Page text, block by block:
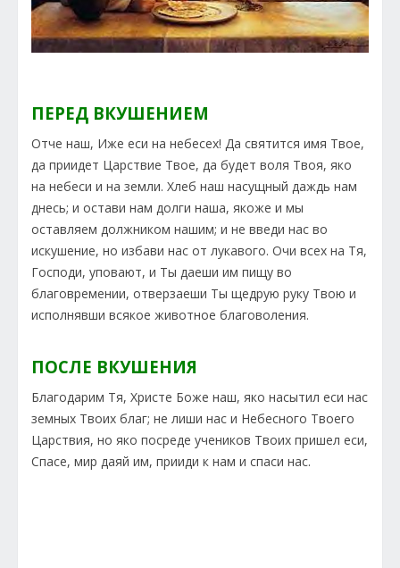
ПЕРЕД ВКУШЕНИЕМ
Отче наш, Иже еси на небесех! Да святится имя Твое,
да приидет Царствие Твое, да будет воля Твоя, яко
на небеси и на земли. Хлеб наш насущный даждь нам
днесь; и остави нам долги наша, якоже и мы
оставляем должником нашим; и не введи нас во
искушение, но избави нас от лукавого. Очи всех на Тя,
Господи, уповают, и Ты даеши им пищу во
благовремении, отверзаеши Ты щедрую руку Твою и
исполнявши всякое животное благоволения.
ПОСЛЕ ВКУШЕНИЯ
Благодарим Тя, Христе Боже наш, яко насытил еси нас
земных Твоих благ; не лиши нас и Небесного Твоего
Царствия, но яко посреде учеников Твоих пришел еси,
Спасе, мир даяй им, прииди к нам и спаси нас.